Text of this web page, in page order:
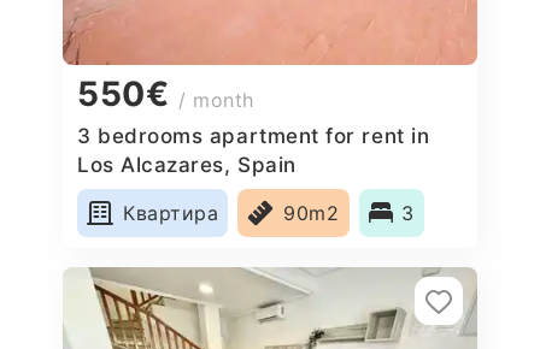
550€ / month
3 bedrooms apartment for rent in
Los Alcazares, Spain
Квартира
90m2 3